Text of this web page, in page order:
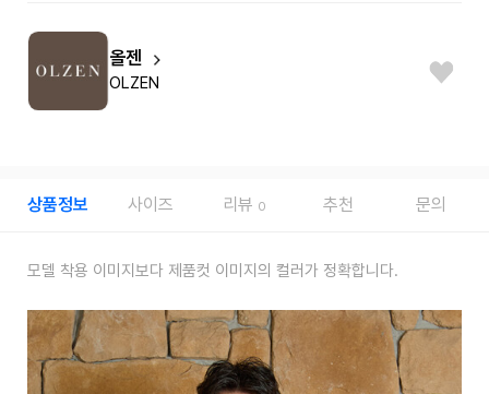
올젠
OLZEN
상품정보 사이즈 리뷰 0 추천 문의
모델 착용 이미지보다 제품컷 이미지의 컬러가 정확합니다.